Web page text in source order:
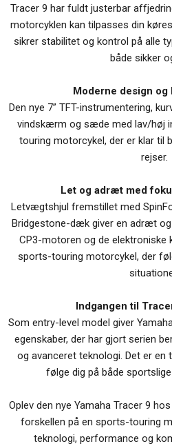
Tracer 9 har fuldt justerbar
motorcyklen kan tilpasses din
sikrer stabilitet og kontrol på alle
både sikker
Moderne design
Den nye 7” TFT-instrumentering,
vindskærm og sæde med lav/høj
touring motorcykel, der er klar til
rejser.
Let og adræt med
Letvægtshjul fremstillet med
Bridgestone-dæk giver en adræt
CP3-motoren og de elektroniske
sports-touring motorcykel, der
Indgangen til
Som entry-level model giver
egenskaber, der har gjort serien
og avanceret teknologi. Det er en
følge dig på både
Oplev den nye Yamaha Tracer 9
forskellen på en sports-touring
teknologi, performance og